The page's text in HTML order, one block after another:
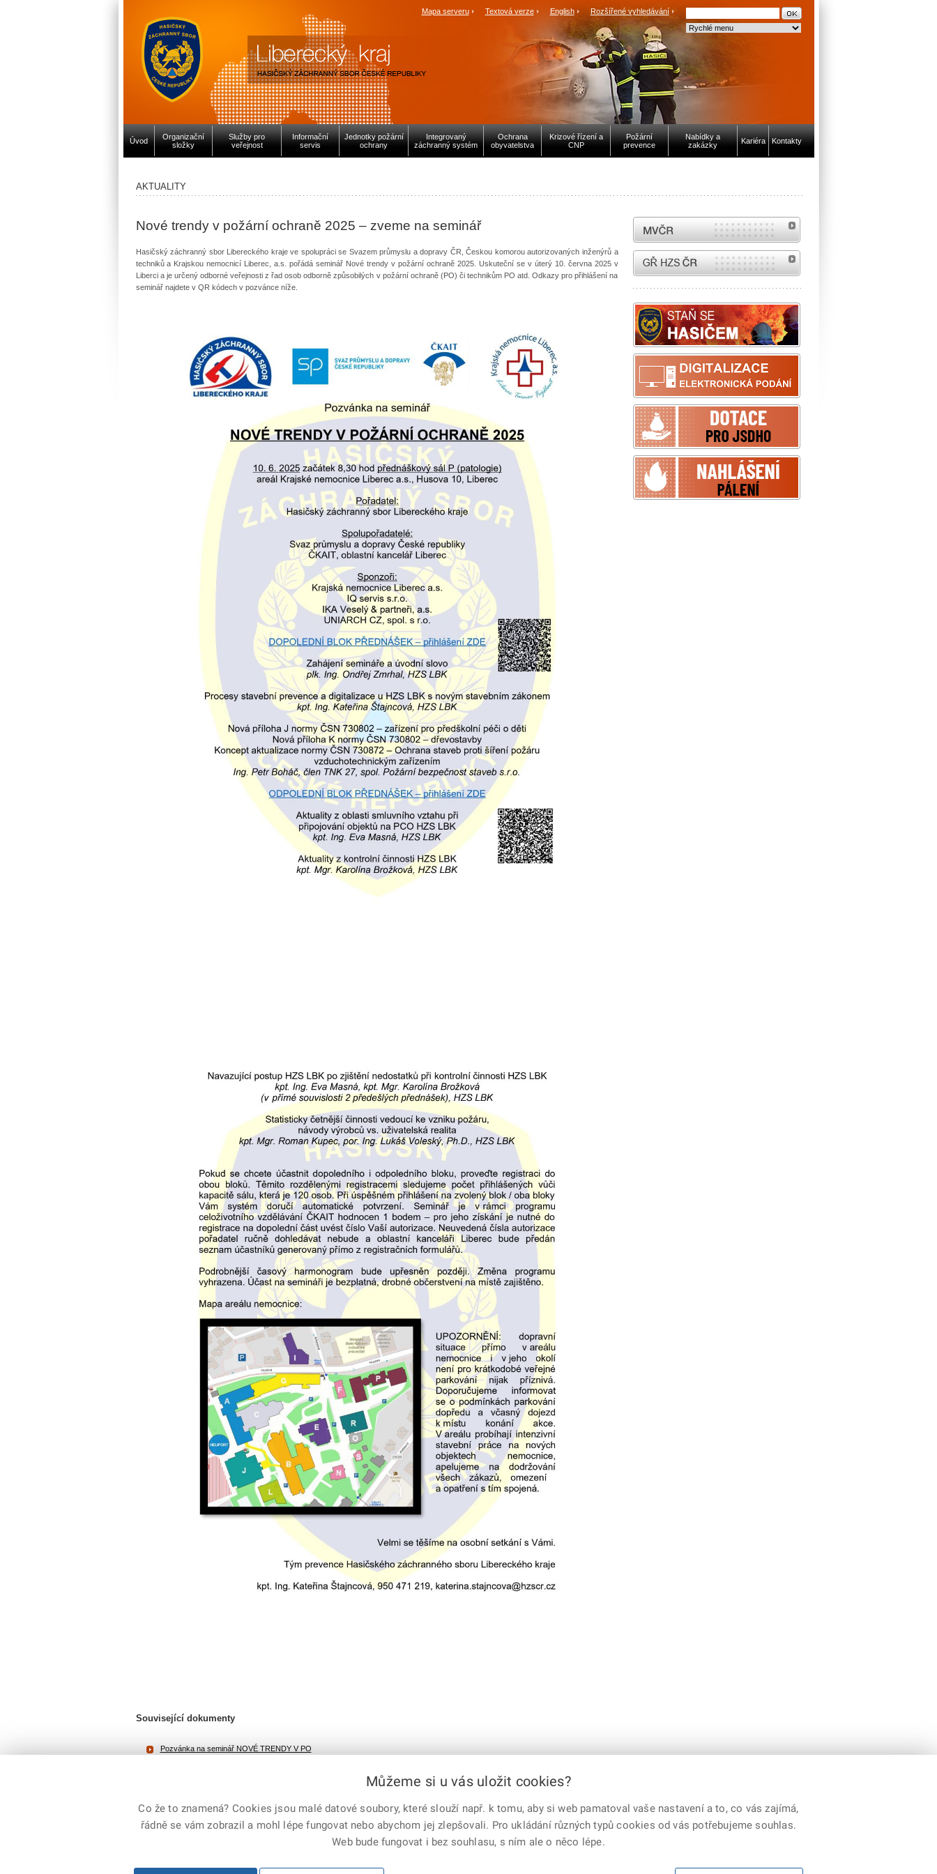
Mapa serveru Textová verze English Rozšířené vyhledávání
Úvod
Organizační
složky
Služby pro
veřejnost
Informační
servis
Jednotky požární
ochrany
Integrovaný
záchranný systém
Ochrana
obyvatelstva
Krizové řízení a
CNP
Požární
prevence
Nabídky a
zakázky
Kariéra Kontakty
AKTUALITY
Nové trendy v požární ochraně 2025 – zveme na seminář
Hasičský záchranný sbor Libereckého kraje ve spolupráci se Svazem průmyslu a dopravy ČR, Českou komorou autorizovaných inženýrů a
techniků a Krajskou nemocnicí Liberec, a.s. pořádá seminář Nové trendy v požární ochraně 2025. Uskuteční se v úterý 10. června 2025 v
Liberci a je určený odborné veřejnosti z řad osob odborně způsobilých v požární ochraně (PO) či technikům PO atd. Odkazy pro přihlášení na
seminář najdete v QR kódech v pozvánce níže.
Související dokumenty
Pozvánka na seminář NOVÉ TRENDY V PO
Corp.
Facebook
MVČR
internetové stránky Hasiči ČR
Můžeme si u vás uložit cookies?
Co že to znamená? Cookies jsou malé datové soubory, které slouží např. k tomu, aby si web pamatoval vaše nastavení a to, co vás zajímá,
řádně se vám zobrazil a mohl lépe fungovat nebo abychom jej zlepšovali. Pro ukládání různých typů cookies od vás potřebujeme souhlas.
Web bude fungovat i bez souhlasu, s ním ale o něco lépe.